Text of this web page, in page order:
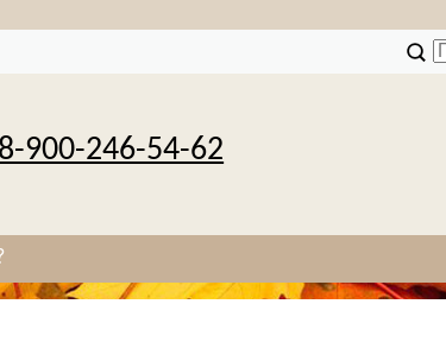
8-900-246-54-62